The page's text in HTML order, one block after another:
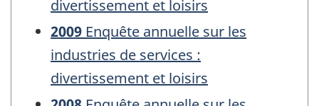
divertissement et loisirs
2009 Enquête annuelle sur les
industries de services :
divertissement et loisirs